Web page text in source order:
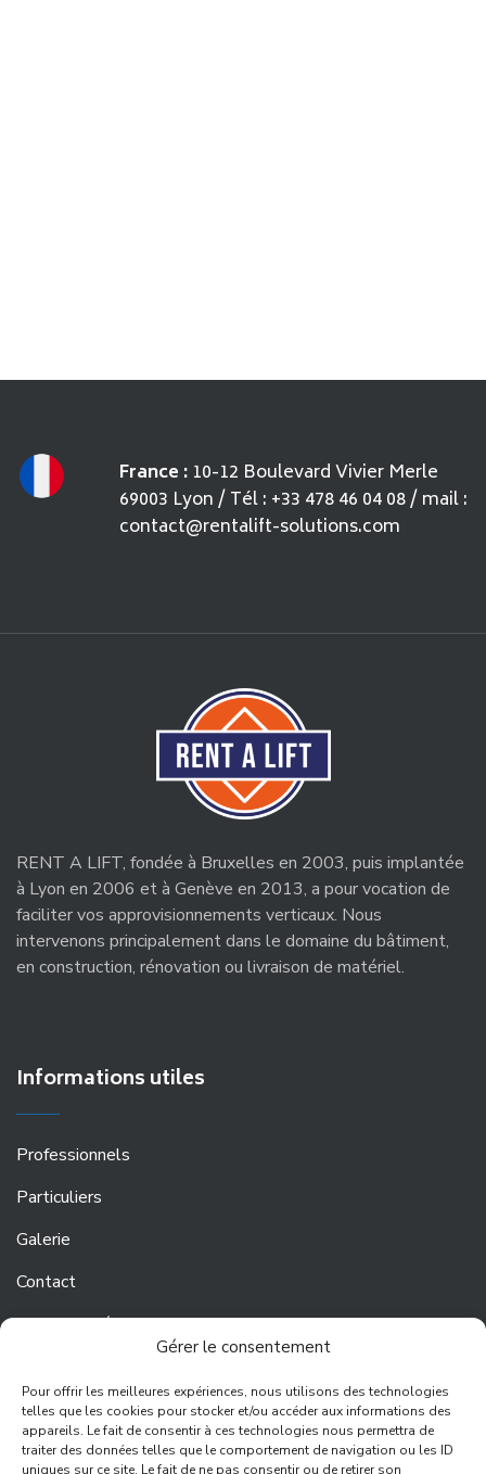
Gérer le consentement
Pour offrir les meilleures expériences, nous utilisons des technologies
telles que les cookies pour stocker et/ou accéder aux informations des
appareils. Le fait de consentir à ces technologies nous permettra de
traiter des données telles que le comportement de navigation ou les ID
uniques sur ce site. Le fait de ne pas consentir ou de retirer son
France : 10-12 Boulevard Vivier Merle
69003 Lyon / Tél : +33 478 46 04 08 / mail :
contact@rentalift-solutions.com
RENT A LIFT, fondée à Bruxelles en 2003, puis implantée
à Lyon en 2006 et à Genève en 2013, a pour vocation de
faciliter vos approvisionnements verticaux. Nous
intervenons principalement dans le domaine du bâtiment,
en construction, rénovation ou livraison de matériel.
Informations utiles
Professionnels
Particuliers
Galerie
Contact
Mentions Légales
Suivez-nous